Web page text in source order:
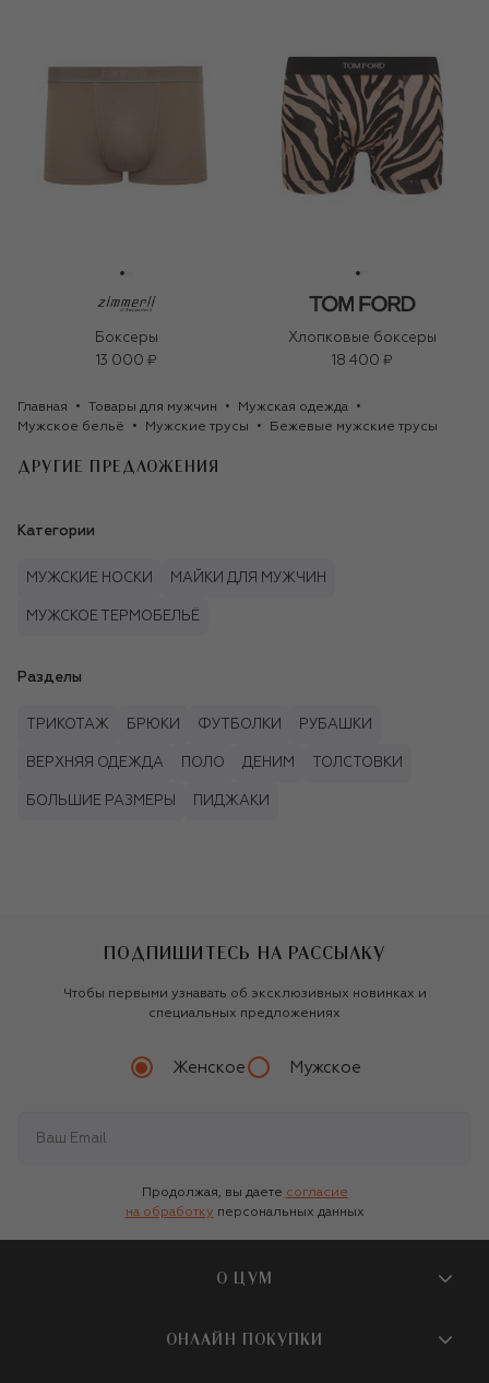
Боксеры
13 000 ₽
Хлопковые боксеры
18 400 ₽
Главная Товары для мужчин
Мужская одежда
Мужское бельё
Мужские трусы Бежевые мужские трусы
ДРУГИЕ ПРЕДЛОЖЕНИЯ
Категории
МУЖСКИЕ НОСКИ МАЙКИ ДЛЯ МУЖЧИН
МУЖСКОЕ ТЕРМОБЕЛЬЁ
Разделы
ТРИКОТАЖ БРЮКИ ФУТБОЛКИ РУБАШКИ
ВЕРХНЯЯ ОДЕЖДА ПОЛО ДЕНИМ ТОЛСТОВКИ
БОЛЬШИЕ РАЗМЕРЫ ПИДЖАКИ
ПОДПИШИТЕСЬ НА РАССЫЛКУ
Чтобы первыми узнавать об эксклюзивных новинках и
специальных предложениях
Женское Мужское
Продолжая, вы даете согласие
на обработку персональных данных
О ЦУМ
О магазине
ОНЛАЙН ПОКУПКИ